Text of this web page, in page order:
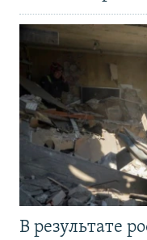
В результате